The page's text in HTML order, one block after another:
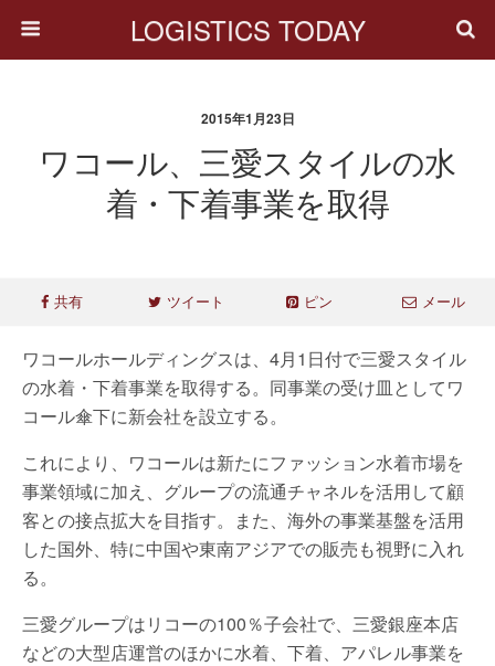
LOGISTICS TODAY
2015年1月23日
ワコール、三愛スタイルの水
着・下着事業を取得
共有 ツイート ピン メール
ワコールホールディングスは、4月1日付で三愛スタイル
の水着・下着事業を取得する。同事業の受け皿としてワ
コール傘下に新会社を設立する。
これにより、ワコールは新たにファッション水着市場を
事業領域に加え、グループの流通チャネルを活用して顧
客との接点拡大を目指す。また、海外の事業基盤を活用
した国外、特に中国や東南アジアでの販売も視野に入れ
る。
三愛グループはリコーの100％子会社で、三愛銀座本店
などの大型店運営のほかに水着、下着、アパレル事業を